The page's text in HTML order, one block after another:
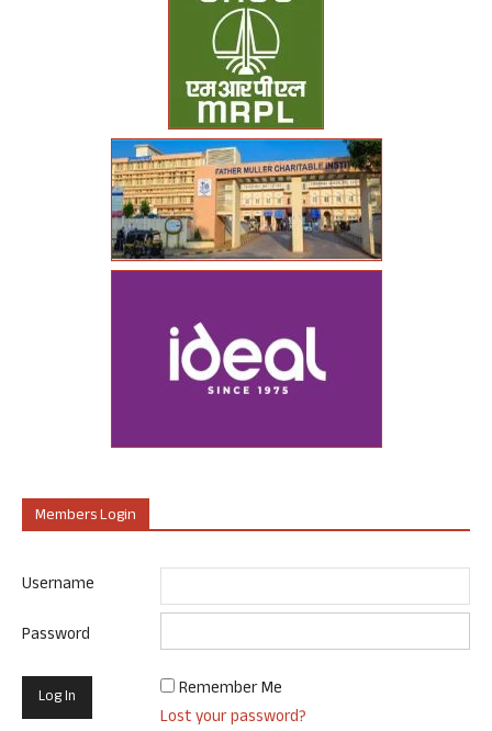
Members Login
Username
Password
Remember Me
Lost your password?